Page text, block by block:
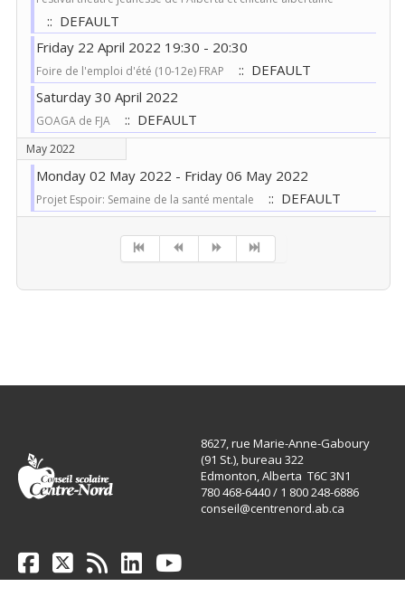
:: DEFAULT
Friday 22 April 2022 19:30 - 20:30
Foire de l'emploi d'été (10-12e) FRAP
:: DEFAULT
Saturday 30 April 2022
GOAGA de FJA :: DEFAULT
May 2022
Monday 02 May 2022 - Friday 06 May 2022
Projet Espoir: Semaine de la santé mentale :: DEFAULT
8627, rue Marie-Anne-Gaboury
(91 St.), bureau 322
Edmonton, Alberta T6C 3N1
780 468-6440 / 1 800 248-6886
conseil@centrenord.ab.ca